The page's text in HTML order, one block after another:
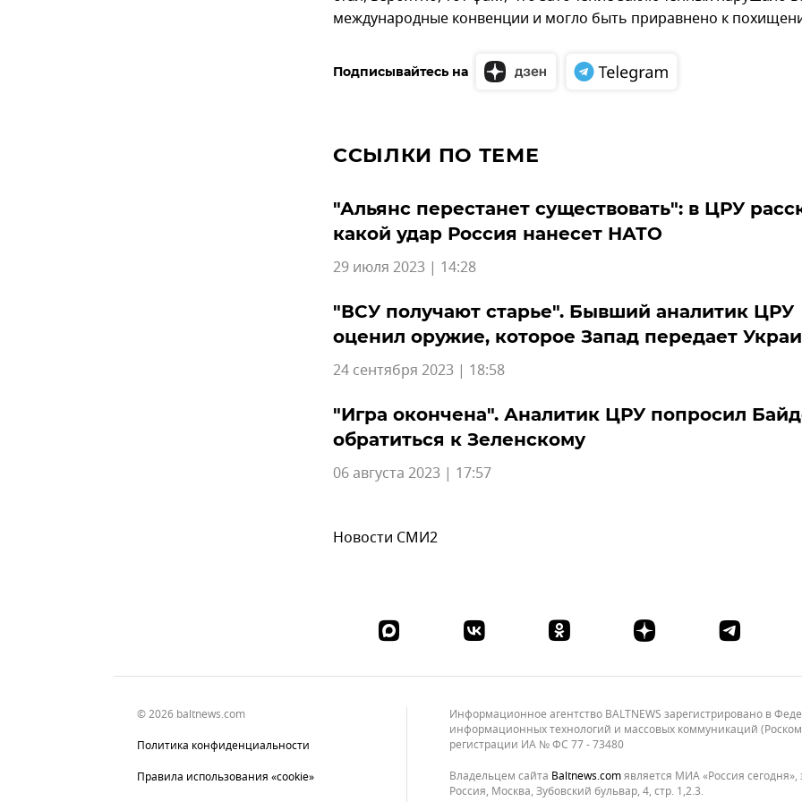
международные конвенции и могло быть приравнено к
Подписывайтесь на
ССЫЛКИ ПО ТЕМЕ
"Альянс перестанет существовать": в ЦРУ
какой удар Россия нанесет НАТО
29 июля 2023 | 14:28
"ВСУ получают старье". Бывший аналитик ЦРУ
оценил оружие, которое Запад передает
24 сентября 2023 | 18:58
"Игра окончена". Аналитик ЦРУ попросил
обратиться к Зеленскому
06 августа 2023 | 17:57
Новости СМИ2
© 2026 baltnews.com
Политика конфиденциальности
Правила использования «cookie»
Информационное агентство BALTNEWS зарегистрировано в
информационных технологий и массовых коммуникаций
регистрации ИА № ФС 77 - 73480
Владельцем сайта
baltnews.comявляется МИА «Россия
Россия, Москва, Зубовский бульвар, 4, стр. 1,2.3.